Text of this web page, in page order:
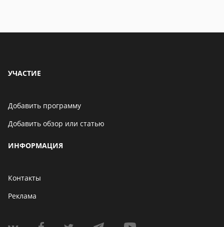
УЧАСТИЕ
Добавить программу
Добавить обзор или статью
ИНФОРМАЦИЯ
Контакты
Реклама